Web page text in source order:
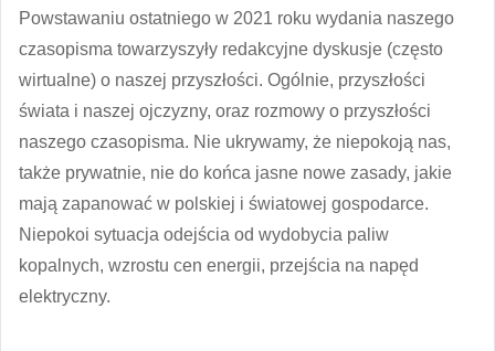
Powstawaniu ostatniego w 2021 roku wydania naszego
czasopisma towarzyszyły redakcyjne dyskusje (często
wirtualne) o naszej przyszłości. Ogólnie, przyszłości
świata i naszej ojczyzny, oraz rozmowy o przyszłości
naszego czasopisma. Nie ukrywamy, że niepokoją nas,
także prywatnie, nie do końca jasne nowe zasady, jakie
mają zapanować w polskiej i światowej gospodarce.
Niepokoi sytuacja odejścia od wydobycia paliw
kopalnych, wzrostu cen energii, przejścia na napęd
elektryczny.